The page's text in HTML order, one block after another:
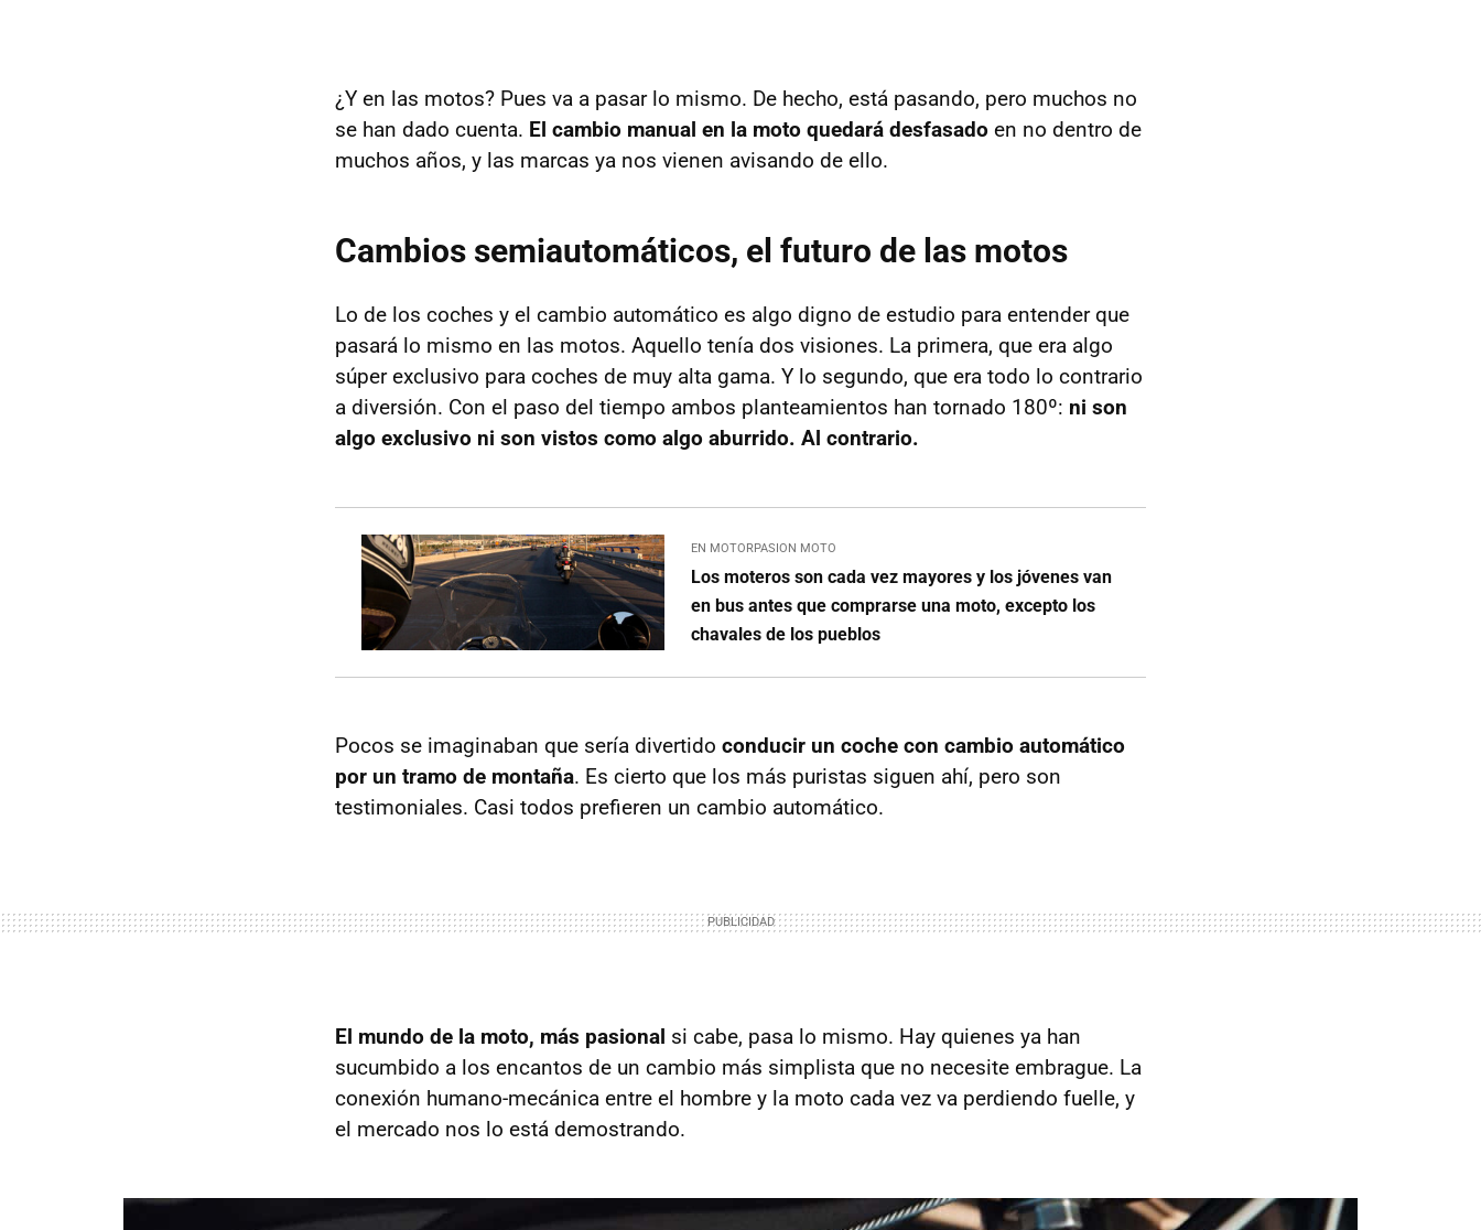
¿Y en las motos? Pues va a pasar lo mismo. De hecho, está pasando, pero muchos no
se han dado cuenta. El cambio manual en la moto quedará desfasado en no dentro de
muchos años, y las marcas ya nos vienen avisando de ello.
Cambios semiautomáticos, el futuro de las motos
Lo de los coches y el cambio automático es algo digno de estudio para entender que
pasará lo mismo en las motos. Aquello tenía dos visiones. La primera, que era algo
súper exclusivo para coches de muy alta gama. Y lo segundo, que era todo lo contrario
a diversión. Con el paso del tiempo ambos planteamientos han tornado 180º: ni son
algo exclusivo ni son vistos como algo aburrido. Al contrario.
EN MOTORPASION MOTO
Los moteros son cada vez mayores y los jóvenes van
en bus antes que comprarse una moto, excepto los
chavales de los pueblos
Pocos se imaginaban que sería divertido conducir un coche con cambio automático
por un tramo de montaña. Es cierto que los más puristas siguen ahí, pero son
testimoniales. Casi todos prefieren un cambio automático.
El mundo de la moto, más pasional si cabe, pasa lo mismo. Hay quienes ya han
sucumbido a los encantos de un cambio más simplista que no necesite embrague. La
conexión humano-mecánica entre el hombre y la moto cada vez va perdiendo fuelle, y
el mercado nos lo está demostrando.